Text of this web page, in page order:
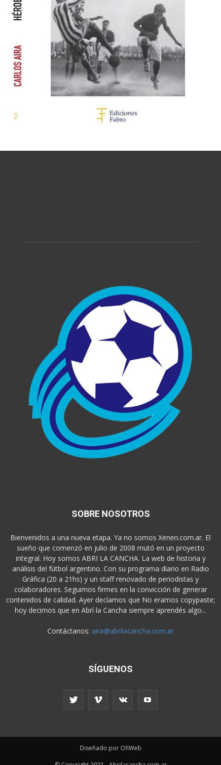
SOBRE NOSOTROS
Bienvenidos a una nueva etapa. Ya no somos Xenen.com.ar. El
sueño que comenzó en julio de 2008 mutó en un proyecto
integral. Hoy somos ABRI LA CANCHA. La web de historia y
análisis del fútbol argentino. Con su programa diario en Radio
Gráfica (20 a 21hs) y un staff renovado de periodistas y
colaboradores. Seguimos firmes en la convicción de generar
contenidos de calidad. Ayer decíamos que No eramos copypaste;
hoy decimos que en Abrí la Cancha siempre aprendés algo...
Contáctanos: aira@abrilacancha.com.ar
SÍGUENOS
Diseñado por OfiWeb